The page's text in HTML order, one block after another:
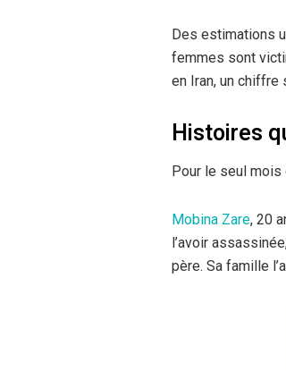
Des estimations
femmes sont
en Iran, un chiffre
Histoires
Pour le seul
Mobina Zare, 20
l’avoir
père. Sa famille